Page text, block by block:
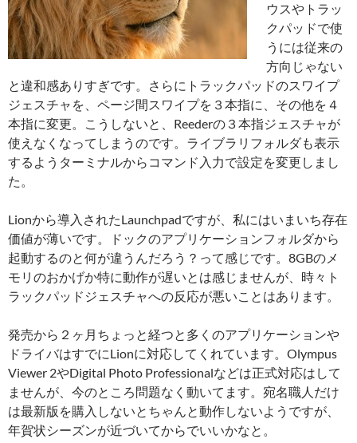
ウスやトラッ
クパッドで使
うには従来の
方向じゃない
と違和感ありすぎです。さらにトラックパッドのスワイプ
ジェスチャを、ページ間スワイプを３本指に、その他を４
本指に変更。こうしないと、Reederの３本指ジェスチャが
使えなくなってしまうのです。ライブラリフォルダも表示
するようターミナルからコマンド入力で設定を変更しまし
た。
Lionから導入されたLaunchpadですが、私にはいまいち存在
価値が薄いです。ドックのアプリケーションフォルダから
起動するのと何が違うんだろう？って感じです。8GBのメ
モリのおかげか特に動作が遅いとは感じませんが、時々ト
ラックパッドジェスチャへの反応が悪いことはあります。
発売から２ヶ月ちょっと経つと多くのアプリケーションや
ドライバはすでにLionに対応してくれています。Olympus
Viewer 2やDigital Photo Professionalなどは正式対応はして
ませんが、今のところ問題なく動いてます。宛名職人だけ
は最新版を購入しないとちゃんと動作しないようですが、
年賀状シーズンが近づいてからでいいかなと。